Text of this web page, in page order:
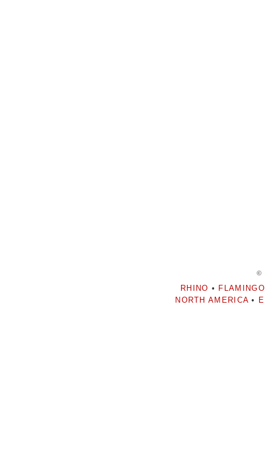
©
RHINO • FLAMINGO
NORTH AMERICA •